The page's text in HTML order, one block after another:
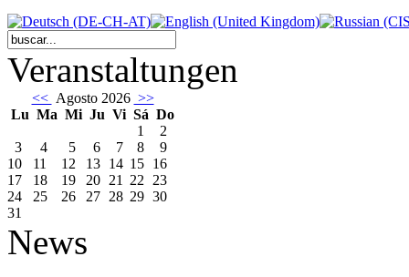
Veranstaltungen
<< Agosto 2026 >>
Lu Ma Mi Ju Vi Sá Do
1
2
3
4 5 6 7 8
9
10
11 12 13 14 15 16
17
18 19 20 21 22 23
24
25 26 27 28 29 30
31
News